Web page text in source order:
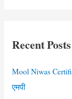
कार्ड
हरियाणा
f
o
Recent Posts
Mool Niwas
एमपी